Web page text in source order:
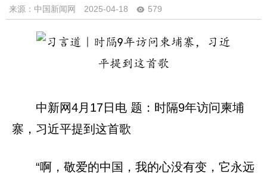
来源：中国新闻网 2025-04-18 579
中新网4月17日电 题：时隔9年访问柬埔
寨，习近平提到这首歌
“啊，敬爱的中国，我的心没有变，它永远